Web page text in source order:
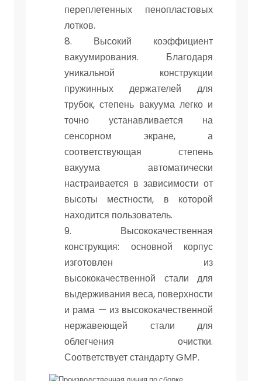
переплетенных пенопластовых
лотков.
8. Высокий коэффициент
вакуумирования. Благодаря
уникальной конструкции
пружинных держателей для
трубок, степень вакуума легко и
точно устанавливается на
сенсорном экране, а
соответствующая степень
вакуума автоматически
настраивается в зависимости от
высоты местности, в которой
находится пользователь.
9. Высококачественная
конструкция: основной корпус
изготовлен из
высококачественной стали для
выдерживания веса, поверхности
и рама — из высококачественной
нержавеющей стали для
облегчения очистки.
Соответствует стандарту GMP.